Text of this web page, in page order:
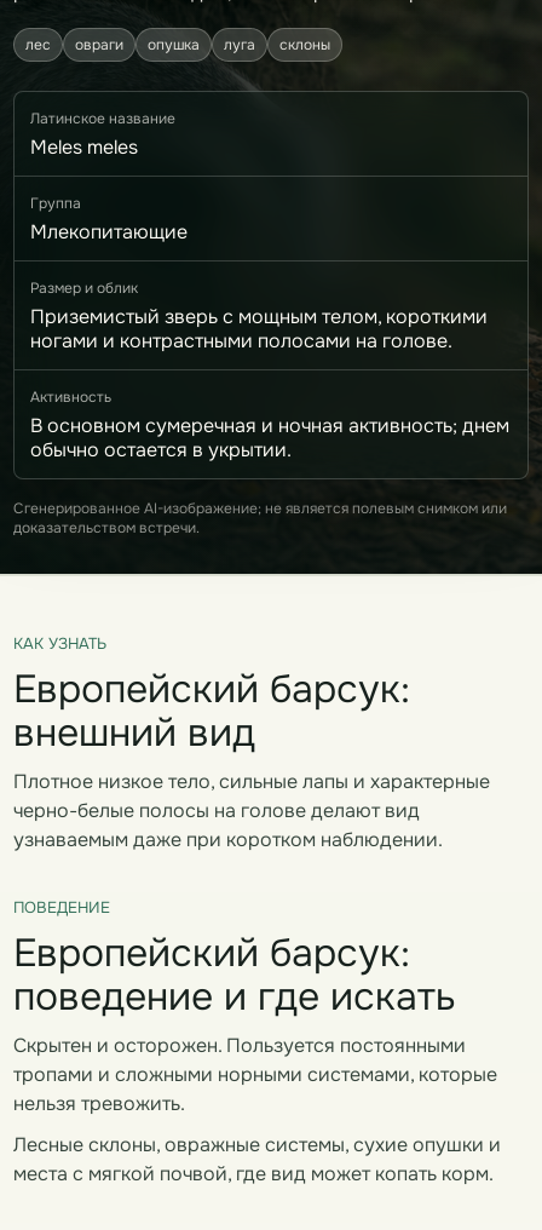
лес овраги опушка луга склоны
Латинское название
Meles meles
Группа
Млекопитающие
Размер и облик
Приземистый зверь с мощным телом, короткими
ногами и контрастными полосами на голове.
Активность
В основном сумеречная и ночная активность; днем
обычно остается в укрытии.
Сгенерированное AI-изображение; не является полевым снимком или
доказательством встречи.
КАК УЗНАТЬ
Европейский барсук:
внешний вид
Плотное низкое тело, сильные лапы и характерные
черно-белые полосы на голове делают вид
узнаваемым даже при коротком наблюдении.
ПОВЕДЕНИЕ
Европейский барсук:
поведение и где искать
Скрытен и осторожен. Пользуется постоянными
тропами и сложными норными системами, которые
нельзя тревожить.
Лесные склоны, овражные системы, сухие опушки и
места с мягкой почвой, где вид может копать корм.